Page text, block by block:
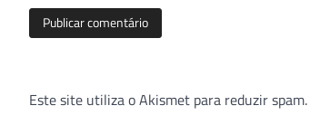
Este site utiliza o Akismet para reduzir spam.